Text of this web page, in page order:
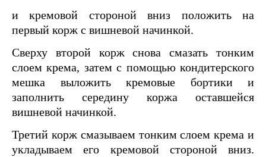
и кремовой стороной вниз положить на
первый корж с вишневой начинкой.
Сверху второй корж снова смазать тонким
слоем крема, затем с помощью кондитерского
мешка выложить кремовые бортики и
заполнить середину коржа оставшейся
вишневой начинкой.
Третий корж смазываем тонким слоем крема и
укладываем его кремовой стороной вниз.